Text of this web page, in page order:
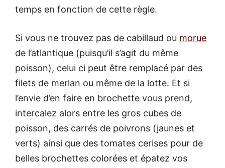
temps en fonction de cette règle.
Si vous ne trouvez pas de cabillaud ou morue
de l’atlantique (puisqu’il s’agit du même
poisson), celui ci peut être remplacé par des
filets de merlan ou même de la lotte. Et si
l’envie d’en faire en brochette vous prend,
intercalez alors entre les gros cubes de
poisson, des carrés de poivrons (jaunes et
verts) ainsi que des tomates cerises pour de
belles brochettes colorées et épatez vos